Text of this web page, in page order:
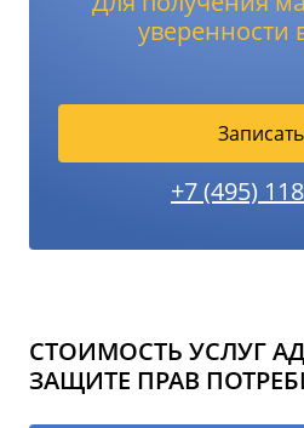
уверенности
+7 (495)
СТОИМОСТЬ УСЛУГ
ЗАЩИТЕ ПРАВ